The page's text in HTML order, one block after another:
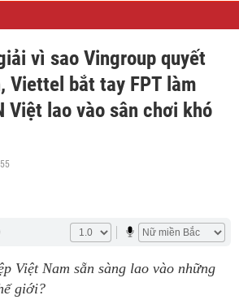
vì sao Vingroup quyết
Viettel bắt tay FPT làm
Việt lao vào sân chơi khó
Việt Nam sẵn sàng lao vào những
giới?